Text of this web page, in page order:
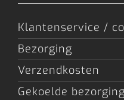
Bezorging
Verzendkosten
Gekoelde